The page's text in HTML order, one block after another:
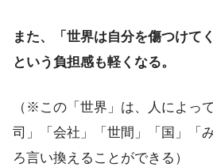
また、「世界は自分を傷つけて
という負担感も軽くなる。
（※この「世界」は、人によっ
司」「会社」「世間」「国」「
ろ言い換えることができる）